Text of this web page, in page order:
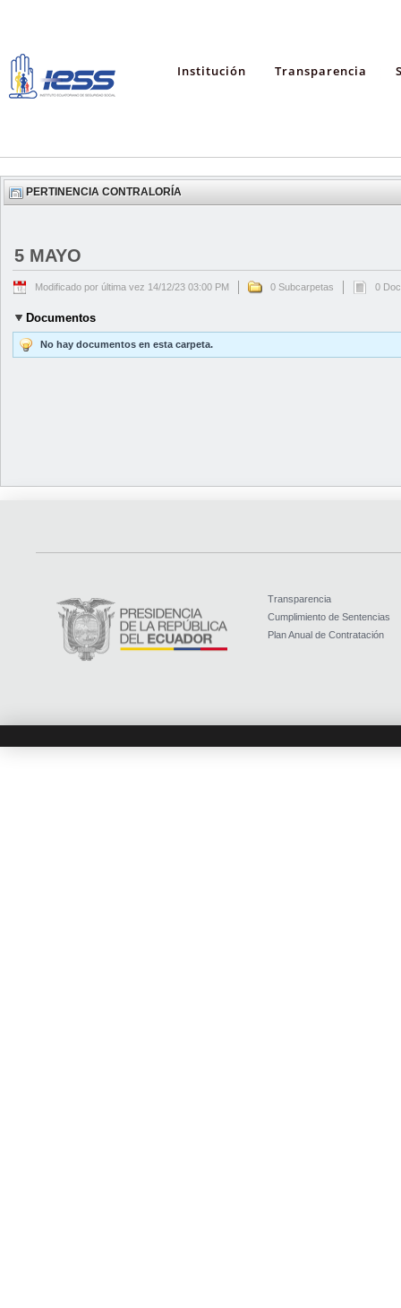
Institución Transparencia
PERTINENCIA CONTRALORÍA
5 MAYO
Modificado por última vez 14/12/23 03:00 PM 0 Subcarpetas 0
Documentos
No hay documentos en esta carpeta.
Transparencia
Cumplimiento de Sentencias
Plan Anual de Contratación